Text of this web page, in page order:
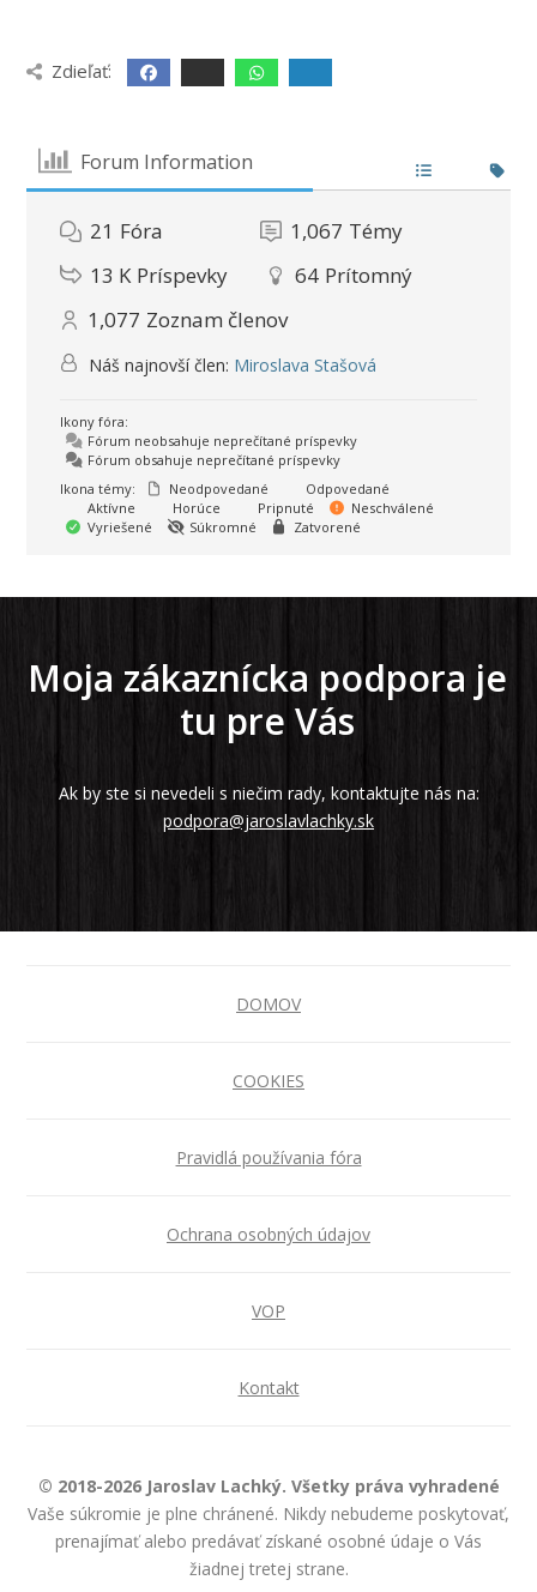
Zdieľať:
Forum Information
21 Fóra 1,067 Témy
13 K Príspevky 64 Prítomný
1,077 Zoznam členov
Náš najnovší člen: Miroslava Stašová
Ikony fóra:
Fórum neobsahuje neprečítané príspevky
Fórum obsahuje neprečítané príspevky
Ikona témy:
Neodpovedané
Odpovedané
Aktívne
Horúce Pripnuté
Neschválené
Vyriešené
Súkromné Zatvorené
Moja zákaznícka podpora je
tu pre Vás
Ak by ste si nevedeli s niečim rady, kontaktujte nás na:
podpora@jaroslavlachky.sk
DOMOV
COOKIES
Pravidlá používania fóra
Ochrana osobných údajov
VOP
Kontakt
© 2018-2026 Jaroslav Lachký. Všetky práva vyhradené
Vaše súkromie je plne chránené. Nikdy nebudeme poskytovať,
prenajímať alebo predávať získané osobné údaje o Vás
žiadnej tretej strane.